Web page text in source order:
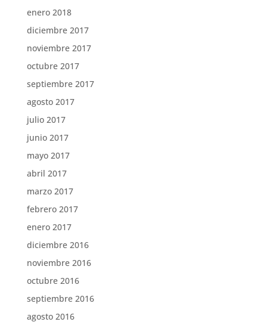
enero 2018
diciembre 2017
noviembre 2017
octubre 2017
septiembre 2017
agosto 2017
julio 2017
junio 2017
mayo 2017
abril 2017
marzo 2017
febrero 2017
enero 2017
diciembre 2016
noviembre 2016
octubre 2016
septiembre 2016
agosto 2016